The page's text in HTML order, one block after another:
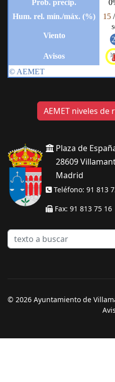
AEMET niveles
Plaza de
28609
Madrid
Teléfono: 91 813
Fax: 91 813 75 16
texto
a
© 2026 Ayuntamiento de